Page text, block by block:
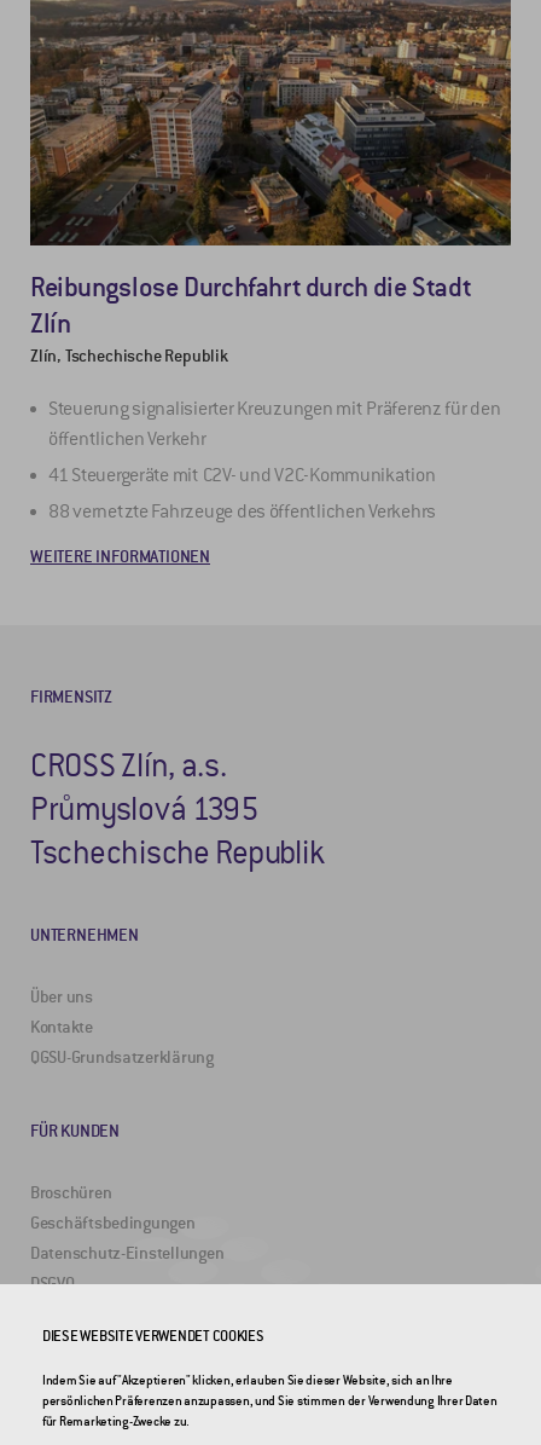
Reibungslose Durchfahrt durch die Stadt
Zlín
Zlín, Tschechische Republik
Steuerung signalisierter Kreuzungen mit Präferenz für den
öffentlichen Verkehr
41 Steuergeräte mit C2V- und V2C-Kommunikation
88 vernetzte Fahrzeuge des öffentlichen Verkehrs
WEITERE INFORMATIONEN
FIRMENSITZ
CROSS Zlín, a.s.
Průmyslová 1395
Tschechische Republik
UNTERNEHMEN
Über uns
Kontakte
QGSU-Grundsatzerklärung
FÜR KUNDEN
Broschüren
Geschäftsbedingungen
Datenschutz-Einstellungen
DSGVO
2DRoad
DIESE WEBSITE VERWENDET COOKIES
Indem Sie auf "Akzeptieren" klicken, erlauben Sie dieser Website, sich an Ihre
persönlichen Präferenzen anzupassen, und Sie stimmen der Verwendung Ihrer Daten
für Remarketing-Zwecke zu.